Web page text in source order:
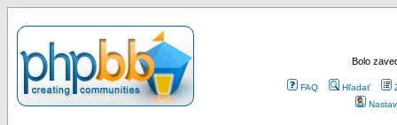
Bolo
FAQ Hľadať